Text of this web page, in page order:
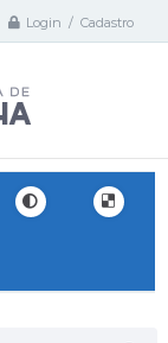
Login / Cadastro